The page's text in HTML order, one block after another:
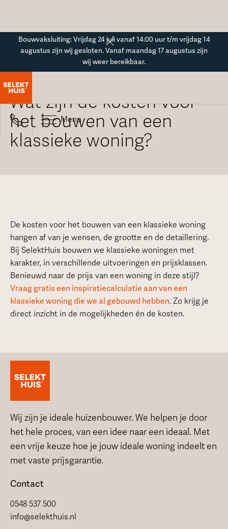
Bouwvaksluiting: Vrijdag 24 juli vanaf 14:00 uur t/m vrijdag 14
augustus zijn wij gesloten. Vanaf maandag 17 augustus zijn
wij weer bereikbaar.
Menu
Wat zijn de kosten voor
het bouwen van een
klassieke woning?
De kosten voor het bouwen van een klassieke woning
hangen af van je wensen, de grootte en de detaillering.
Bij SelektHuis bouwen we klassieke woningen met
karakter, in verschillende uitvoeringen en prijsklassen.
Benieuwd naar de prijs van een woning in deze stijl?
Vraag gratis een inspiratiecalculatie aan van een
klassieke woning die we al gebouwd hebben. Zo krijg je
direct inzicht in de mogelijkheden én de kosten.
Wij zijn je ideale huizenbouwer. We helpen je door
het hele proces, van een idee naar een ideaal. Met
een vrije keuze hoe je jouw ideale woning indeelt en
met vaste prijsgarantie.
Contact
0548 537 500
info@selekthuis.nl